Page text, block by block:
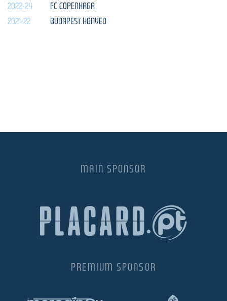
2022-24
FC COPENHAGA
2021-22
BUDAPEST HONVED
MAIN SPONSOR
PREMIUM SPONSOR